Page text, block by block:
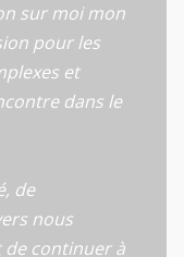
sur moi mon
pour les
et
dans le
de
nous
de continuer à